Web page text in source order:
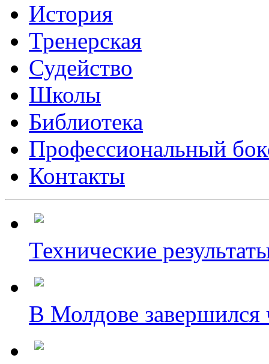
История
Тренерская
Судейство
Школы
Библиотека
Профессиональный
Контакты
Технические
В Молдове завершился